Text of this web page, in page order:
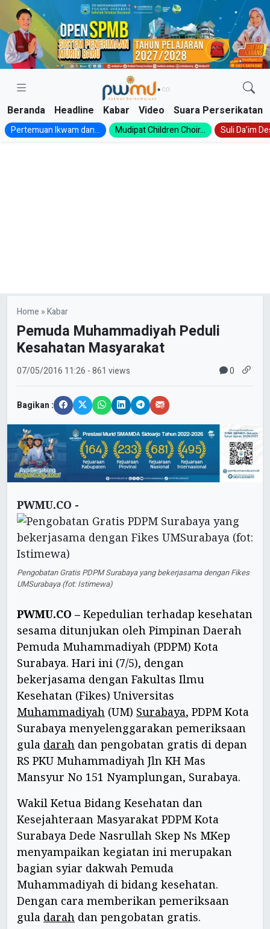
Skip
content
Beranda Headline Kabar Video Suara Perserikatan
Pertemuan Ikwam dan... Mudipat Children Choir... Suli Da’im
Home »Kabar
Pemuda Muhammadiyah Peduli
Kesahatan Masyarakat
07/05/2016 11:26 - 861 views 0
Bagikan :
PWMU.CO -
Pengobatan Gratis PDPM Surabaya yang bekerjasama dengan Fikes
UMSurabaya (fot: Istimewa)
PWMU.CO – Kepedulian terhadap kesehatan
sesama ditunjukan oleh Pimpinan Daerah
Pemuda Muhammadiyah (PDPM) Kota
Surabaya. Hari ini (7/5), dengan
bekerjasama dengan Fakultas Ilmu
Kesehatan (Fikes) Universitas
Muhammadiyah (UM) Surabaya, PDPM Kota
Surabaya menyelenggarakan pemeriksaan
gula darah dan pengobatan gratis di depan
RS PKU Muhammadiyah Jln KH Mas
Mansyur No 151 Nyamplungan, Surabaya.
Wakil Ketua Bidang Kesehatan dan
Kesejahteraan Masyarakat PDPM Kota
Surabaya Dede Nasrullah Skep Ns MKep
menyampaikan kegiatan ini merupakan
bagian syiar dakwah Pemuda
Muhammadiyah di bidang kesehatan.
Dengan cara memberikan pemeriksaan
gula darah dan pengobatan gratis.